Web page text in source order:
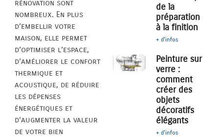
rénovation sont
nombreux. En plus
d’embellir votre
maison, elle permet
d’optimiser l’espace,
d’améliorer le confort
thermique et
acoustique, de réduire
les dépenses
énergétiques et
d’augmenter la valeur
de votre bien
de la
préparation
à la finition
+ d'infos
Peinture sur
verre :
comment
créer des
objets
décoratifs
élégants
+ d'infos